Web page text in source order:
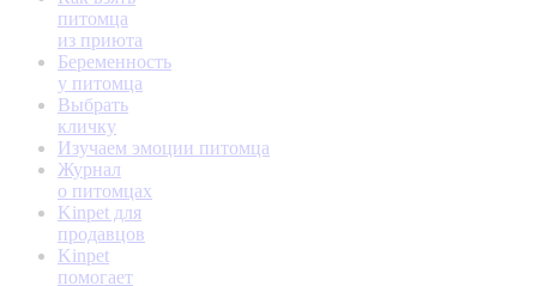
питомца
из приюта
Беременность
у питомца
Выбрать
кличку
Изучаем эмоции питомца
Журнал
о питомцах
Kinpet для
продавцов
Kinpet
помогает